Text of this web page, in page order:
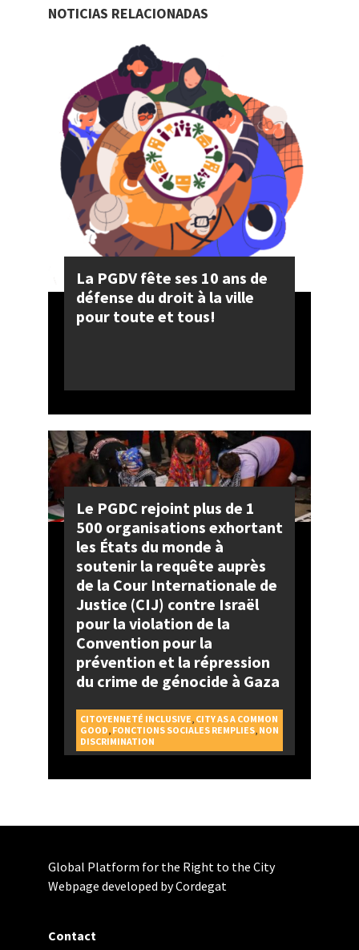
NOTICIAS RELACIONADAS
La PGDV fête ses 10 ans de
défense du droit à la ville
pour toute et tous!
Le PGDC rejoint plus de 1
500 organisations exhortant
les États du monde à
soutenir la requête auprès
de la Cour Internationale de
Justice (CIJ) contre Israël
pour la violation de la
Convention pour la
prévention et la répression
du crime de génocide à Gaza
CITOYENNETÉ INCLUSIVE CITY AS A COMMON
GOOD FONCTIONS SOCIALES REMPLIES, NON
DISCRIMINATION
Global Platform for the Right to the City
Webpage developed by Cordegat
Contact